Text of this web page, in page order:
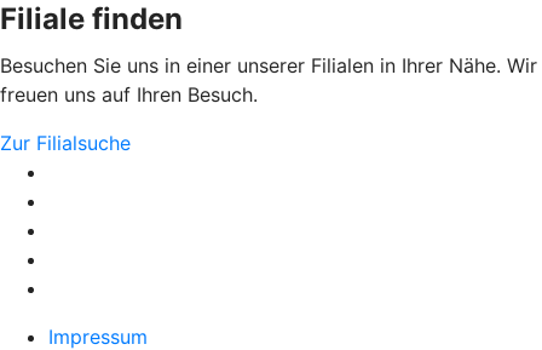
Filiale finden
Besuchen Sie uns in einer unserer Filialen in Ihrer Nähe. Wir
freuen uns auf Ihren Besuch.
Zur Filialsuche
Impressum